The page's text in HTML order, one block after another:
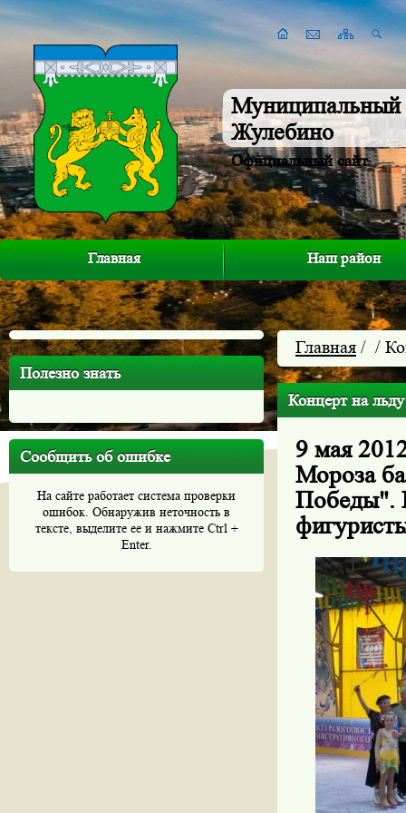
Муниципальный
Жулебино
Официальный сайт
Главная Наш район
Полезно знать
Сообщить об ошибке
На сайте работает система проверки
ошибок. Обнаружив неточность в
тексте, выделите ее и нажмите Ctrl +
Enter.
Главная / /
Концерт на льду
9 мая
Мороза
Победы".